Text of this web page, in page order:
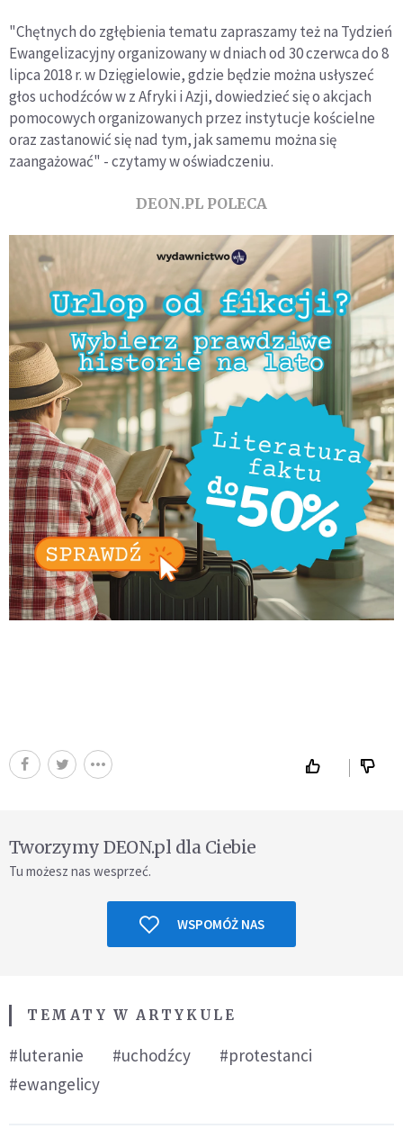
"Chętnych do zgłębienia tematu zapraszamy też na Tydzień
Ewangelizacyjny organizowany w dniach od 30 czerwca do 8
lipca 2018 r. w Dzięgielowie, gdzie będzie można usłyszeć
głos uchodźców w z Afryki i Azji, dowiedzieć się o akcjach
pomocowych organizowanych przez instytucje kościelne
oraz zastanowić się nad tym, jak samemu można się
zaangażować" - czytamy w oświadczeniu.
DEON.PL POLECA
Tworzymy DEON.pl dla Ciebie
Tu możesz nas wesprzeć.
WSPOMÓŻ NAS
TEMATY W ARTYKULE
#luteranie #uchodźcy
#protestanci
#ewangelicy